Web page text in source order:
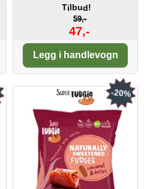
Tilbud!
59,-
47,-
Legg i handlevogn
-20%